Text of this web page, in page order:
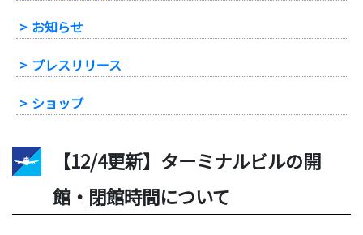
お知らせ
プレスリリース
ショップ
【12/4更新】ターミナルビルの開
館・閉館時間について